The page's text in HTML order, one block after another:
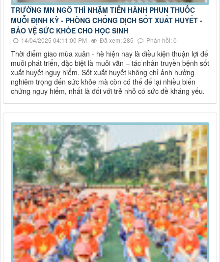
TRƯỜNG MN NGÔ THÌ NHẬM TIẾN HÀNH PHUN THUỐC
MUỖI ĐỊNH KỲ - PHÒNG CHỐNG DỊCH SỐT XUẤT HUYẾT -
BẢO VỆ SỨC KHỎE CHO HỌC SINH
14/04/2025 04:11:00 PM Đã xem: 285 Phản hồi: 0
Thời điểm giao mùa xuân - hè hiện nay là điều kiện thuận lợi để
muỗi phát triển, đặc biệt là muỗi vằn – tác nhân truyền bệnh sốt
xuất huyết nguy hiểm. Sốt xuất huyết không chỉ ảnh hưởng
nghiêm trọng đến sức khỏe mà còn có thể để lại nhiều biến
chứng nguy hiểm, nhất là đối với trẻ nhỏ có sức đề kháng yếu.